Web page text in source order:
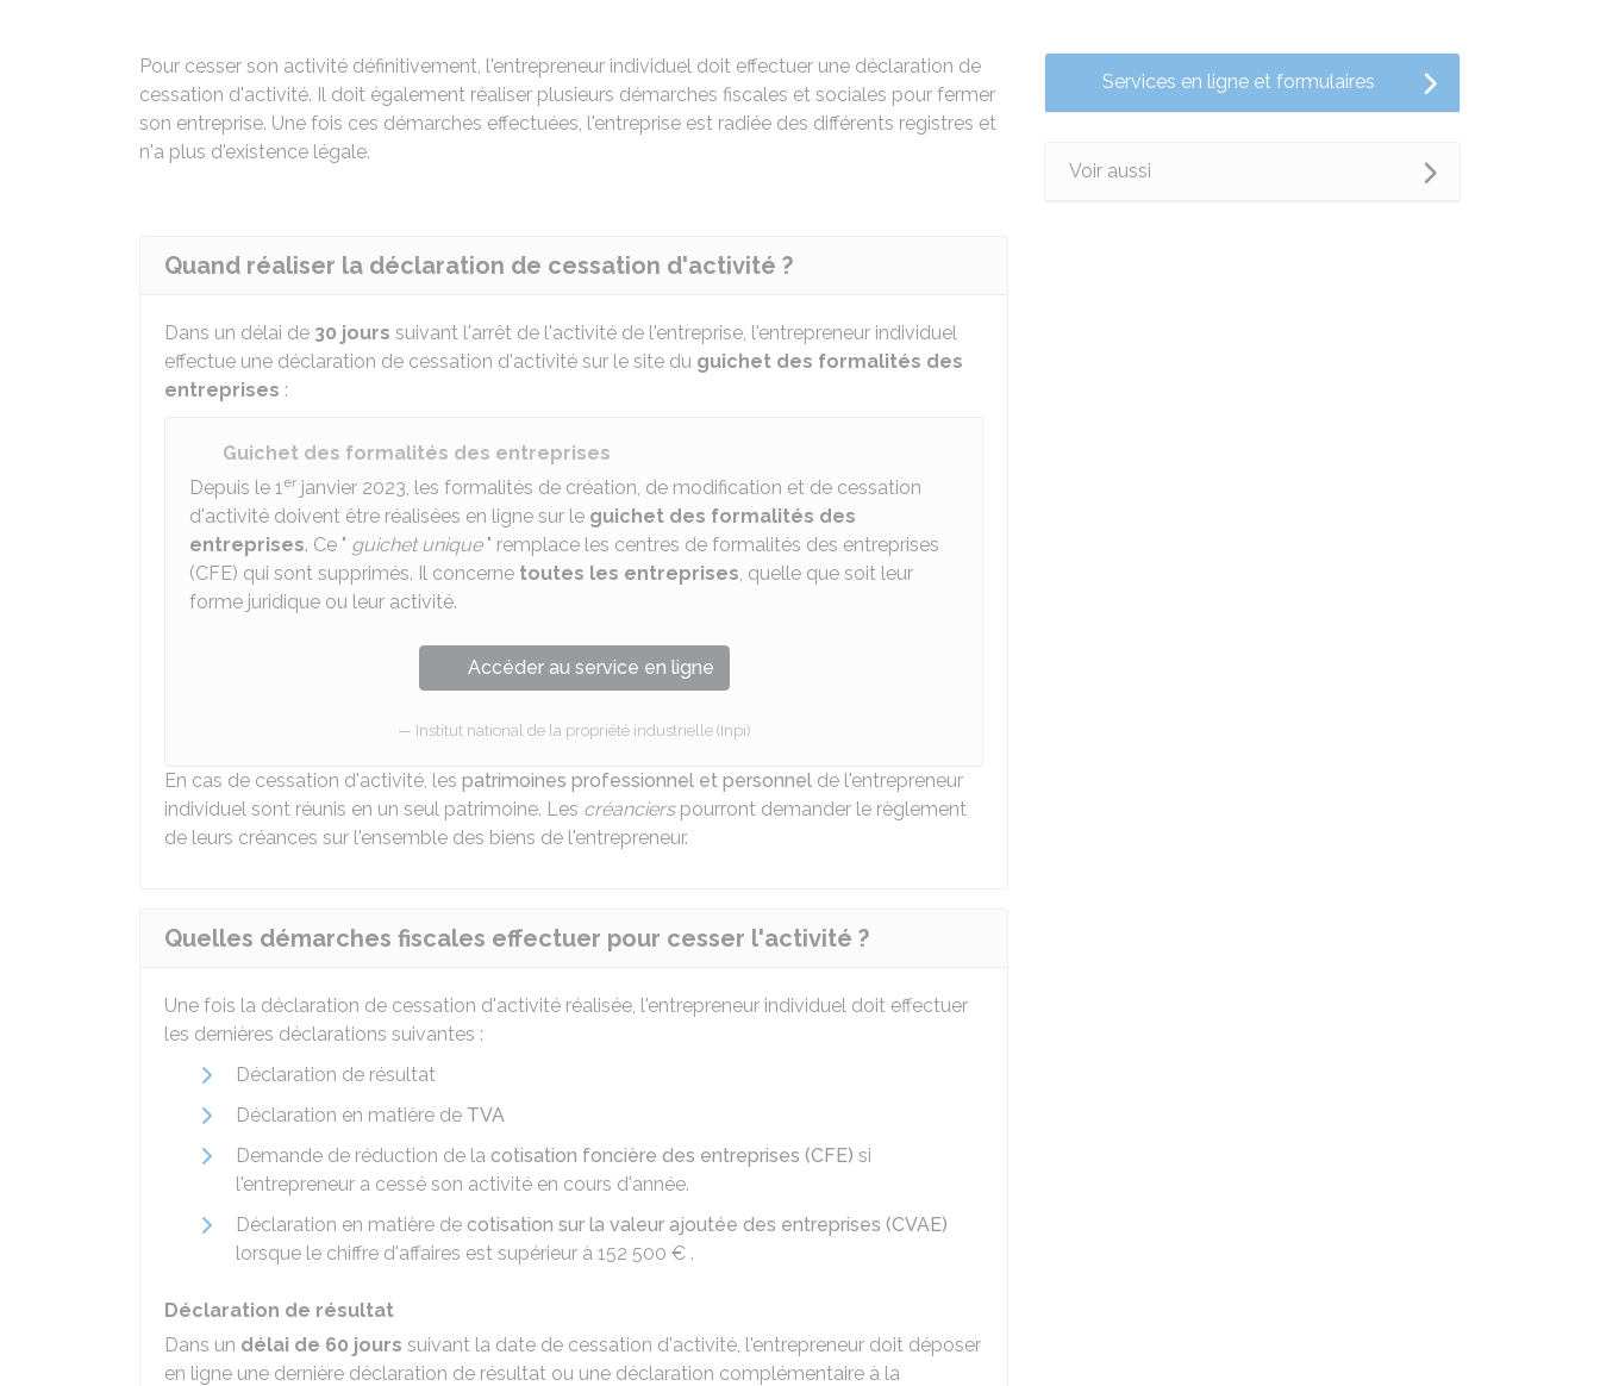
Pour cesser son activité définitivement, l'entrepreneur individuel doit effectuer une déclaration de
cessation d'activité. Il doit également réaliser plusieurs démarches fiscales et sociales pour fermer
son entreprise. Une fois ces démarches effectuées, l'entreprise est radiée des différents registres et
n'a plus d'existence légale.
Quand réaliser la déclaration de cessation d'activité ?
Dans un délai de 30 jours suivant l'arrêt de l'activité de l'entreprise, l'entrepreneur individuel
effectue une déclaration de cessation d'activité sur le site du guichet des formalités des
entreprises :
Guichet des formalités des entreprises
Depuis le 1er janvier 2023, les formalités de création, de modification et de cessation
d'activité doivent être réalisées en ligne sur le guichet des formalités des
entreprises. Ce " guichet unique" remplace les centres de formalités des entreprises
(CFE) qui sont supprimés. Il concerne toutes les entreprises, quelle que soit leur
forme juridique ou leur activité.
Accéder au service en ligne
Institut national de la propriété industrielle (Inpi)
En cas de cessation d'activité, les patrimoines professionnel et personnel de l'entrepreneur
individuel sont réunis en un seul patrimoine. Les créancierspourront demander le règlement
de leurs créances sur l'ensemble des biens de l'entrepreneur.
Quelles démarches fiscales effectuer pour cesser l'activité ?
Une fois la déclaration de cessation d'activité réalisée, l'entrepreneur individuel doit effectuer
les dernières déclarations suivantes :
Déclaration de résultat
Déclaration en matière de TVA
Demande de réduction de la cotisation foncière des entreprises (CFE) si
l'entrepreneur a cessé son activité en cours d'année.
Déclaration en matière de cotisation sur la valeur ajoutée des entreprises (CVAE)
lorsque le chiffre d'affaires est supérieur à 152 500 € .
Déclaration de résultat
Dans un délai de 60 jours suivant la date de cessation d'activité, l'entrepreneur doit déposer
en ligne une dernière déclaration de résultat ou une déclaration complémentaire à la
Services en ligne et formulaires
Voir aussi